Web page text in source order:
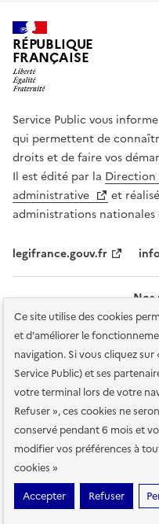
Ce site utilise des cookies
et d'améliorer le
navigation. Si vous cliquez
Service Public) et ses
votre terminal lors de votre
Refuser », ces cookies ne
conservé pendant 6 mois et
modifier vos préférences à
cookies »
Accepter
Refuser
RÉPUBLIQUE
FRANÇAISE
Service Public vous
qui permettent de
droits et de faire vos
Il est édité par la Direction
administrative
et
administrations nationales
legifrance.gouv.fr
Nos
Plan du site Accessibilité :
services en ligne Mentions
Conditions générales
Sauf mention contraire, tous
etalab-2.0